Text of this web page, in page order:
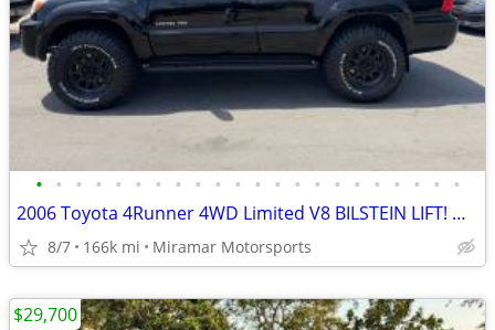
• • • • • • • • • • • • • • • • • • • • • •
2006 Toyota 4Runner 4WD Limited V8 BILSTEIN LIFT! METHOD! KO3 TIRES!
8/7 166k mi Miramar Motorsports
$29,700